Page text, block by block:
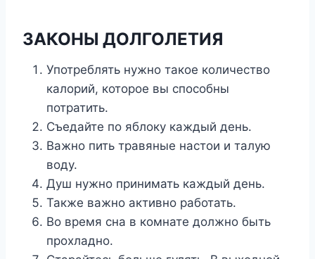
ЗАКОНЫ ДОЛГОЛЕТИЯ
Употреблять нужно такое количество
калорий, которое вы способны
потратить.
Съедайте по яблоку каждый день.
Важно пить травяные настои и талую
воду.
Душ нужно принимать каждый день.
Также важно активно работать.
Во время сна в комнате должно быть
прохладно.